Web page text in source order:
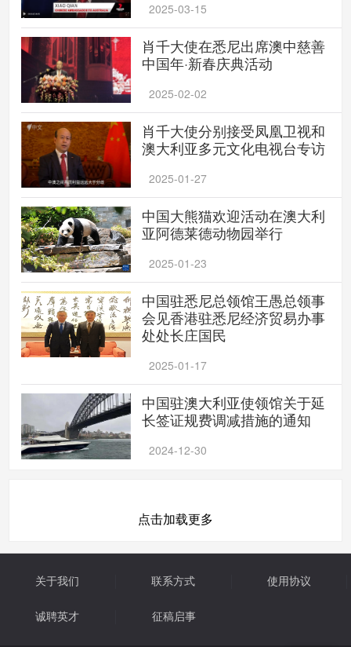
2025-03-15
肖千大使在悉尼出席澳中慈善
中国年·新春庆典活动
2025-02-02
肖千大使分别接受凤凰卫视和
澳大利亚多元文化电视台专访
2025-01-27
中国大熊猫欢迎活动在澳大利
亚阿德莱德动物园举行
2025-01-23
中国驻悉尼总领馆王愚总领事
会见香港驻悉尼经济贸易办事
处处长庄国民
2025-01-17
中国驻澳大利亚使领馆关于延
长签证规费调减措施的通知
2024-12-30
点击加载更多
关于我们 联系方式 使用协议
诚聘英才 征稿启事